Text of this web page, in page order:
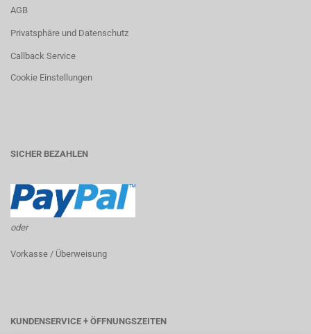
AGB
Privatsphäre und Datenschutz
Callback Service
Cookie Einstellungen
SICHER BEZAHLEN
oder
Vorkasse / Überweisung
KUNDENSERVICE + ÖFFNUNGSZEITEN